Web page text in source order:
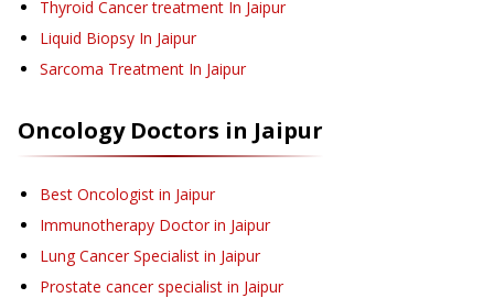
Thyroid Cancer treatment In Jaipur
Liquid Biopsy In Jaipur
Sarcoma Treatment In Jaipur
OncologyDoctors in Jaipur
Best Oncologist in Jaipur
Immunotherapy Doctor in Jaipur
Lung Cancer Specialist in Jaipur
Prostate cancer specialist in Jaipur